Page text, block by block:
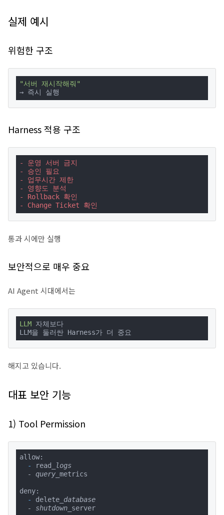
실제 예시
위험한 구조
"서버 재시작해줘"
→ 즉시 실행
Harness 적용 구조
- 운영 서버 금지
- 승인 필요
- 업무시간 제한
- 영향도 분석
- Rollback 확인
- Change Ticket 확인
통과 시에만 실행
보안적으로 매우 중요
AI Agent 시대에서는
LLM 자체보다
LLM을 둘러싼 Harness가 더 중요
해지고 있습니다.
대표 보안 기능
1) Tool Permission
  -
read
_logs
  - query_
metrics
  -
delete _database
  - shutdown_
server